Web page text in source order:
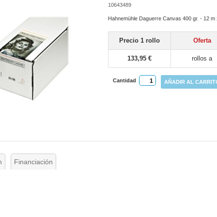
10643489
Hahnemühle Daguerre Canvas 400 gr. - 12 m
Precio 1 rollo Oferta
133,95 € rollos a
Cantidad AÑADIR AL
Financiación